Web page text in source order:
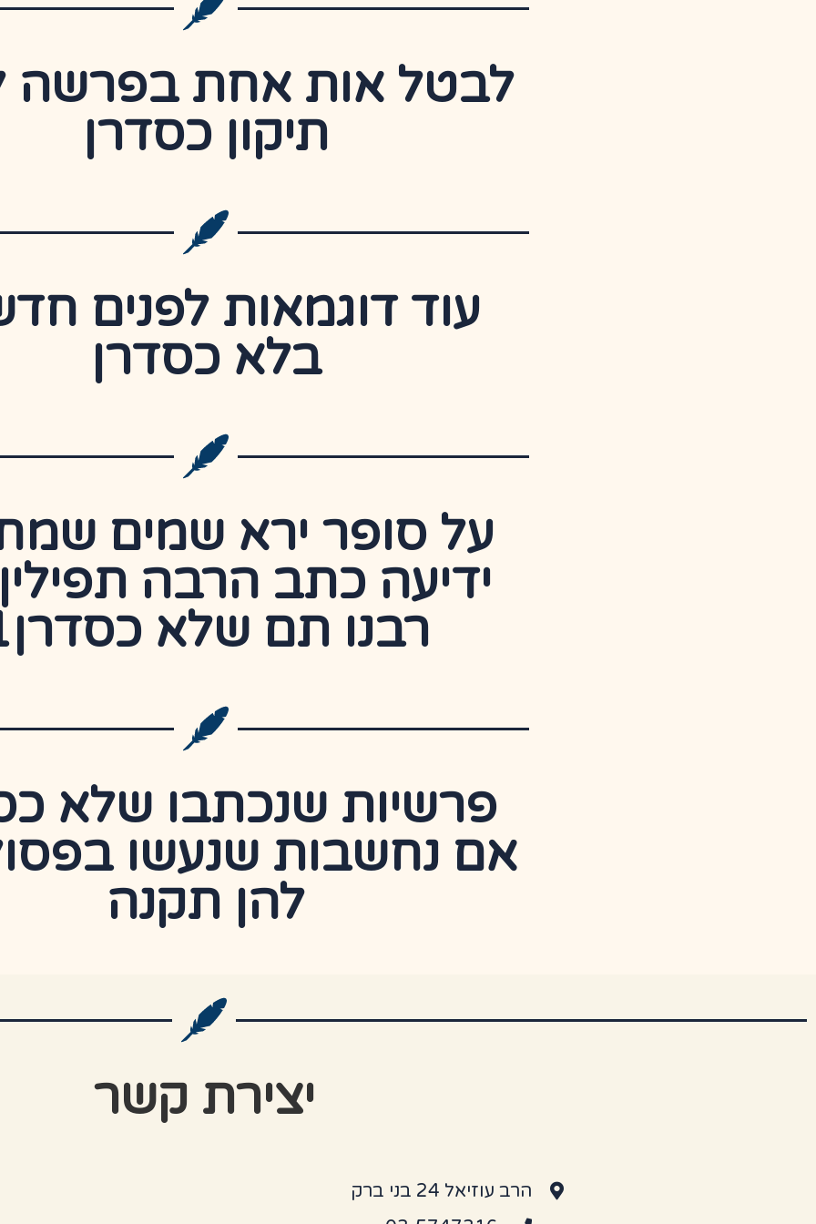
לבטל אות אחת בפרשה
תיקון כסדרן
עוד דוגמאות לפנים
בלא כסדרן
על סופר ירא שמים
ידיעה כתב הרבה
רבנו תם שלא כסדרן1
פרשיות שנכתבו שלא
אם נחשבות שנעשו
להן תקנה
יצירת קשר
הרב עוזיאל 24 בני ברק